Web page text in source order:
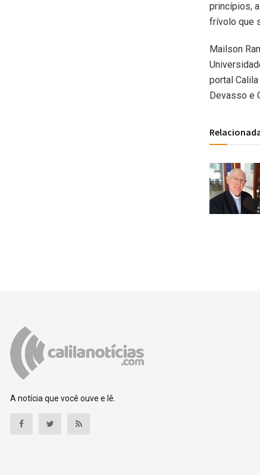
princípios,
frívolo que
Mailson
portal
Devasso e
A notícia que você ouve e lê.